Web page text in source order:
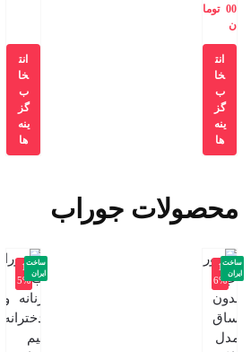
00 توما
ن
انت
خا
ب
گز
ینه
ها
انت
خا
ب
گز
ینه
ها
محصولات جوراب
-1
6%
ساخت
ایران
-1
5%
ساخت
ایران